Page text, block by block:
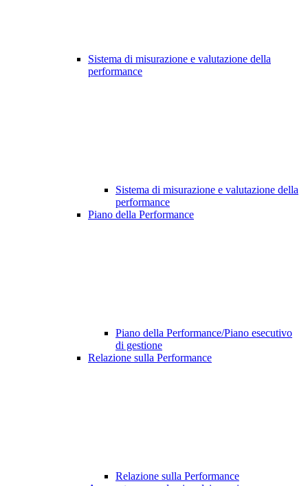
Sistema di misurazione e valutazione della
performance
Sistema di misurazione e valutazione della
performance
Piano della Performance
Piano della Performance/Piano esecutivo
di gestione
Relazione sulla Performance
Relazione sulla Performance